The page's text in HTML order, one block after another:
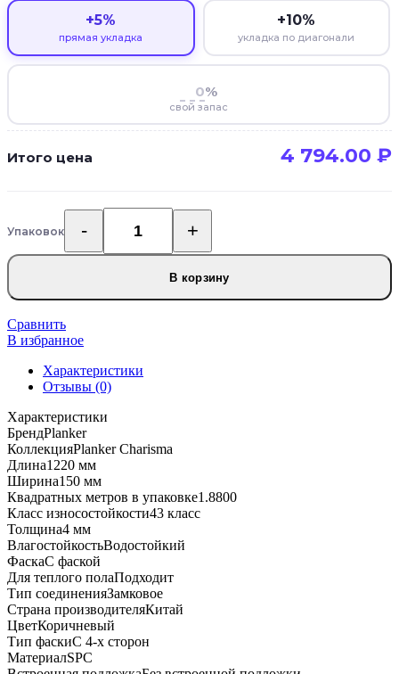
+5%
прямая укладка
+10%
укладка по диагонали
%
свой запас
Итого цена 4 794.00 ₽
УпаковокКоличество
товара
Planker
Charisma
Роуз
В корзину
Сравнить
В избранное
Характеристики
Отзывы (0)
Характеристики
БрендPlanker
КоллекцияPlanker Charisma
Длина1220 мм
Ширина150 мм
Квадратных метров в упаковке1.8800
Класс износостойкости43 класс
Толщина4 мм
ВлагостойкостьВодостойкий
ФаскаС фаской
Для теплого полаПодходит
Тип соединенияЗамковое
Страна производителяКитай
ЦветКоричневый
Тип фаскиС 4-х сторон
МатериалSPC